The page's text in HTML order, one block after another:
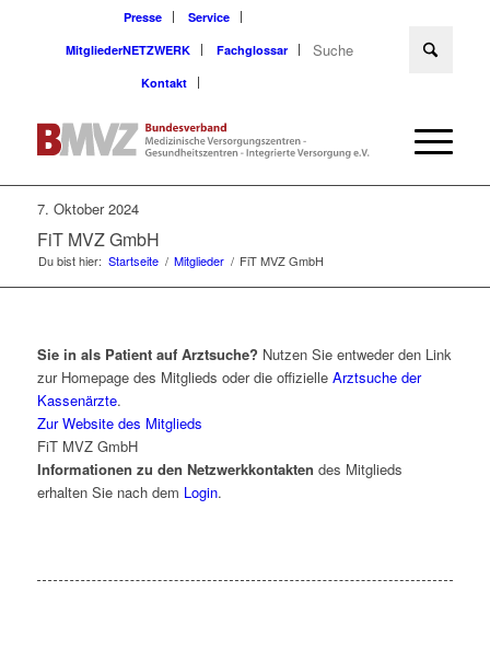
Presse
Service
MitgliederNETZWERK
Fachglossar
Kontakt
7. Oktober 2024
FiT MVZ GmbH
Du bist hier: Startseite / Mitglieder / FiT MVZ GmbH
Sie in als Patient auf Arztsuche? Nutzen Sie entweder den Link
zur Homepage des Mitglieds oder die offizielle Arztsuche der
Kassenärzte.
Zur Website des Mitglieds
FiT MVZ GmbH
Informationen zu den Netzwerkkontakten des Mitglieds
erhalten Sie nach dem Login.